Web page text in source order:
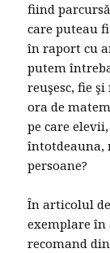
fiind
care puteau
în raport cu
putem
reuşesc, fie
ora de
pe care
întotdeauna,
persoane?
În articolul
exemplare în
recomand